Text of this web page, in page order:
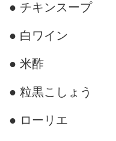
● チキンスープ
● 白ワイン
● 米酢
● 粒黒こしょう
● ローリエ